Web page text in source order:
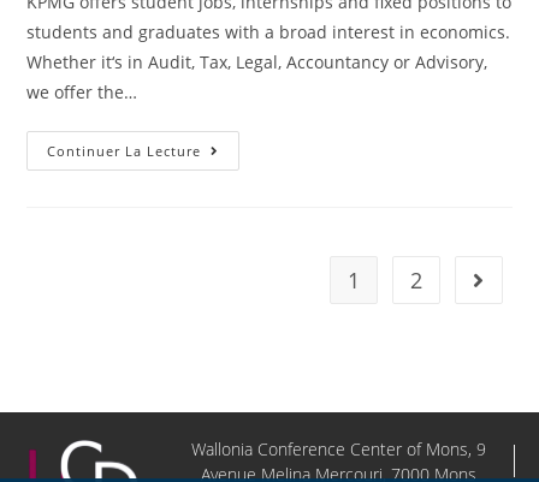
students and graduates with a broad interest in economics.
Whether it‘s in Audit, Tax, Legal, Accountancy or Advisory,
we offer the…
Continuer La Lecture
1 2
Wallonia Conference Center of Mons, 9
Avenue Melina Mercouri, 7000 Mons